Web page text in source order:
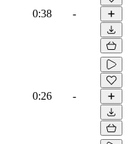
0:38 -
0:26 -